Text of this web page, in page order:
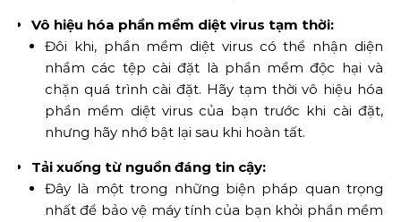
Vô hiệu hóa phần mềm diệt virus tạm thời:
Đôi khi, phần mềm diệt virus có thể nhận diện
nhầm các tệp cài đặt là phần mềm độc hại và
chặn quá trình cài đặt. Hãy tạm thời vô hiệu hóa
phần mềm diệt virus của bạn trước khi cài đặt,
nhưng hãy nhớ bật lại sau khi hoàn tất.
Tải xuống từ nguồn đáng tin cậy:
Đây là một trong những biện pháp quan trọng
nhất để bảo vệ máy tính của bạn khỏi phần mềm